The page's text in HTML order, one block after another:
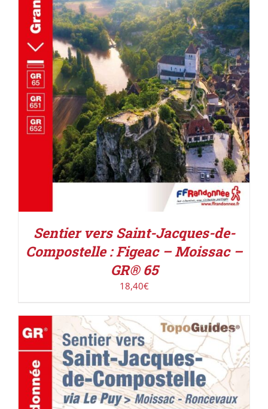
AJOUTER AU PANIER / DÉTAILS
Sentier vers Saint-Jacques-de-
Compostelle : Figeac – Moissac –
GR® 65
18,40€